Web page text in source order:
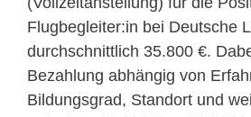
Flugbegleiter:in bei Deutsche
durchschnittlich 35.800 €.
Bezahlung abhängig von
Bildungsgrad, Standort und